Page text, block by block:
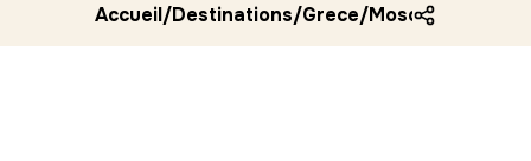
Accueil/Destinations/Grece/Mosquee fethiye